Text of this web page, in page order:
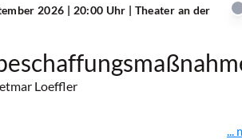
2026 | 20:00 Uhr | Theater an der
Loeffler
...